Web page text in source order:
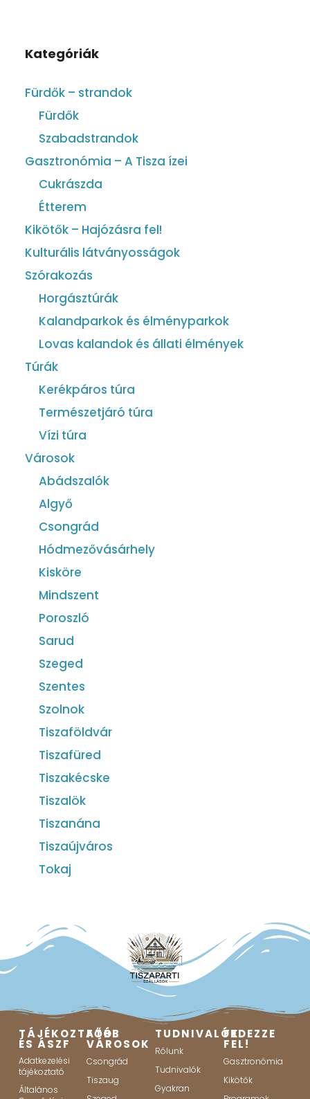
Kategóriák
Fürdők – strandok
Fürdők
Szabadstrandok
Gasztronómia – A Tisza ízei
Cukrászda
Étterem
Kikötők – Hajózásra fel!
Kulturális látványosságok
Szórakozás
Horgásztúrák
Kalandparkok és élményparkok
Lovas kalandok és állati élmények
Túrák
Kerékpáros túra
Természetjáró túra
Vízi túra
Városok
Abádszalók
Algyő
Csongrád
Hódmezővásárhely
Kisköre
Mindszent
Poroszló
Sarud
Szeged
Szentes
Szolnok
Tiszaföldvár
Tiszafüred
Tiszakécske
Tiszalök
Tiszanána
Tiszaújváros
Tokaj
TÁJÉKOZTATÓ
ÉS ÁSZF
Adatkezelési
tájékoztató
Általános
FŐBB
VÁROSOK
Csongrád
Tiszaug
TUDNIVALÓK
Rólunk
Tudnivalók
Gyakran
FEDEZZE
FEL!
Gasztronómia
Kikötők